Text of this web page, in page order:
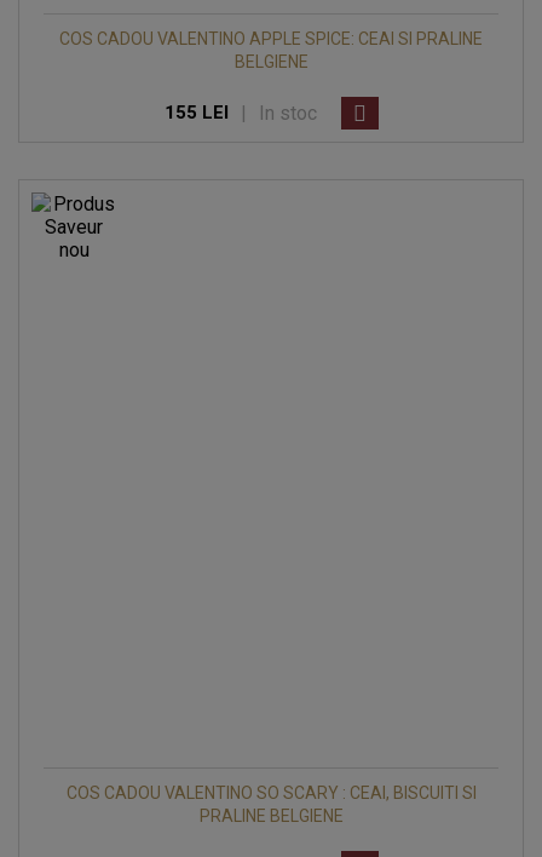
COS CADOU VALENTINO APPLE SPICE: CEAI SI PRALINE
BELGIENE
155 LEI | In stoc
COS CADOU VALENTINO SO SCARY : CEAI, BISCUITI SI
PRALINE BELGIENE